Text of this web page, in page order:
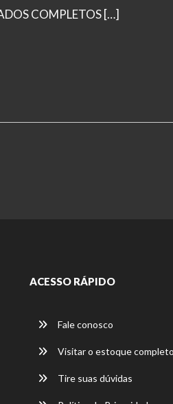
COMPLETOS […]
ACESSO RÁPIDO
Fale conosco
Visitar o estoque completo
Tire suas dúvidas